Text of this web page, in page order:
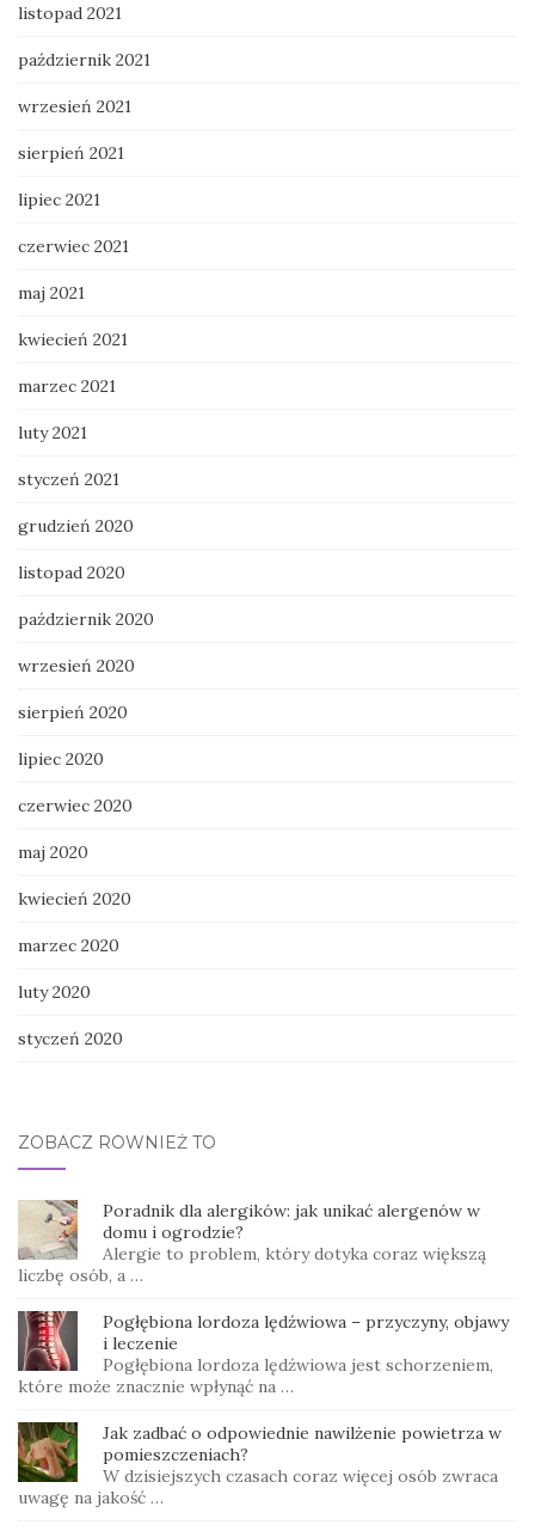
listopad 2021
październik 2021
wrzesień 2021
sierpień 2021
lipiec 2021
czerwiec 2021
maj 2021
kwiecień 2021
marzec 2021
luty 2021
styczeń 2021
grudzień 2020
listopad 2020
październik 2020
wrzesień 2020
sierpień 2020
lipiec 2020
czerwiec 2020
maj 2020
kwiecień 2020
marzec 2020
luty 2020
styczeń 2020
ZOBACZ RÓWNIEŻ TO
Poradnik dla alergików: jak unikać alergenów w
domu i ogrodzie?
Alergie to problem, który dotyka coraz większą
liczbę osób, a …
Pogłębiona lordoza lędźwiowa – przyczyny, objawy
i leczenie
Pogłębiona lordoza lędźwiowa jest schorzeniem,
które może znacznie wpłynąć na …
Jak zadbać o odpowiednie nawilżenie powietrza w
pomieszczeniach?
W dzisiejszych czasach coraz więcej osób zwraca
uwagę na jakość …